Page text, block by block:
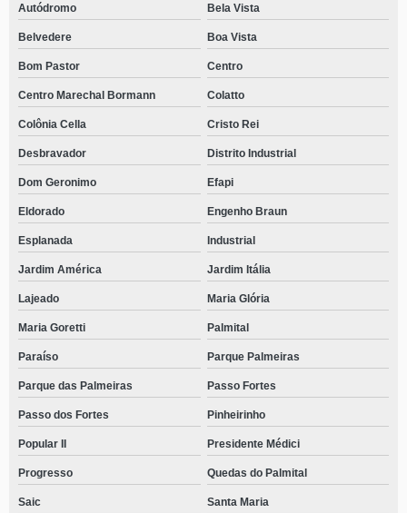
Autódromo Bela Vista
Belvedere Boa Vista
Bom Pastor Centro
Centro Marechal Bormann Colatto
Colônia Cella Cristo Rei
Desbravador Distrito Industrial
Dom Geronimo Efapi
Eldorado Engenho Braun
Esplanada Industrial
Jardim América Jardim Itália
Lajeado Maria Glória
Maria Goretti Palmital
Paraíso Parque Palmeiras
Parque das Palmeiras Passo Fortes
Passo dos Fortes Pinheirinho
Popular II Presidente Médici
Progresso Quedas do Palmital
Saic Santa Maria